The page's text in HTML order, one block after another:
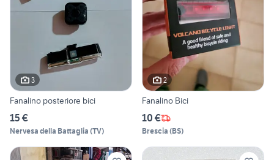
3
Fanalino posteriore bici
15 €
Nervesa della Battaglia (TV)
2
Fanalino Bici
10 €
Brescia (BS)